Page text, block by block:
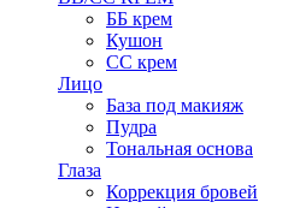
ББ крем
Кушон
СС крем
Лицо
База под макияж
Пудра
Тональная основа
Глаза
Коррекция бровей